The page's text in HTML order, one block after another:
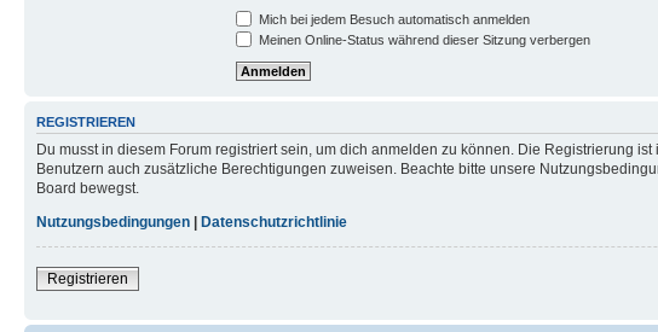
Mich bei jedem Besuch automatisch anmelden
Meinen Online-Status während dieser Sitzung verbergen
REGISTRIEREN
Du musst in diesem Forum registriert sein, um dich anmelden zu können. Die Registrierung
Benutzern auch zusätzliche Berechtigungen zuweisen. Beachte bitte unsere
Board bewegst.
Nutzungsbedingungen
Datenschutzrichtlinie
Registrieren